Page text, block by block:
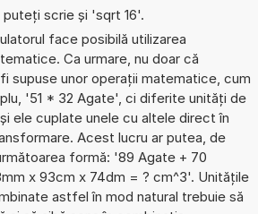
scrie și 'sqrt 16'.
face posibilă utilizarea
Ca urmare, nu doar că
supuse unor operații matematice, cum
'51 * 32 Agate', ci diferite unități de
ele cuplate unele cu altele direct în
Acest lucru ar putea, de
formă: '89 Agate + 70
x 93cm x 74dm = ? cm^3'. Unitățile
astfel în mod natural trebuie să